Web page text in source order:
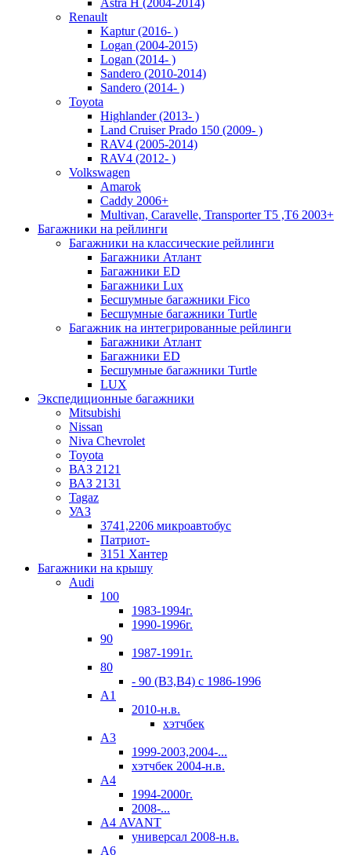
Astra H (2004-2014)
Renault
Kaptur (2016- )
Logan (2004-2015)
Logan (2014- )
Sandero (2010-2014)
Sandero (2014- )
Toyota
Highlander (2013- )
Land Cruiser Prado 150 (2009- )
RAV4 (2005-2014)
RAV4 (2012- )
Volkswagen
Amarok
Caddy 2006+
Multivan, Caravelle, Transporter T5 ,T6 2003+
Багажники на рейлинги
Багажники на классические рейлинги
Багажники Атлант
Багажники ЕD
Багажники Lux
Бесшумные багажники Fico
Бесшумные багажники Turtle
Багажник на интегрированные рейлинги
Багажники Атлант
Багажники ЕD
Бесшумные багажники Turtle
LUX
Экспедиционные багажники
Mitsubishi
Nissan
Niva Chevrolet
Toyota
ВАЗ 2121
ВАЗ 2131
Tagaz
УАЗ
3741,2206 микроавтобус
Патриот-
3151 Хантер
Багажники на крышу
Audi
100
1983-1994г.
1990-1996г.
90
1987-1991г.
80
- 90 (B3,B4) c 1986-1996
А1
2010-н.в.
хэтчбек
А3
1999-2003,2004-...
хэтчбек 2004-н.в.
А4
1994-2000г.
2008-...
А4 AVANT
универсал 2008-н.в.
А6